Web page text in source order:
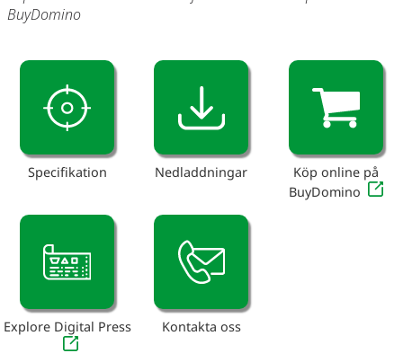
BuyDomino
Specifikation Nedladdningar
Köp online på
BuyDomino
Explore Digital Press Kontakta oss